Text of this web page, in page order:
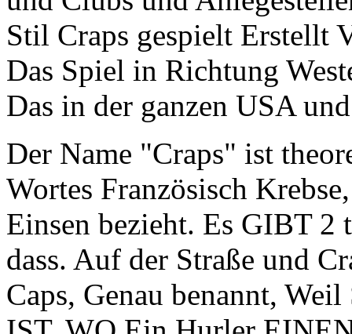
Stil Craps gespielt Erstellt
Das Spiel in Richtung
Das in der ganzen USA
Der Name "Craps" ist
Wortes Französisch
Einsen bezieht. Es GIBT 2
dass. Auf der Straße und
Caps, Genau benannt,